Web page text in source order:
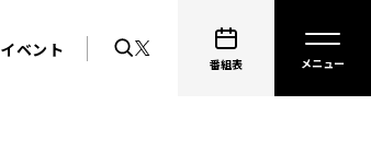
イベント
番組表